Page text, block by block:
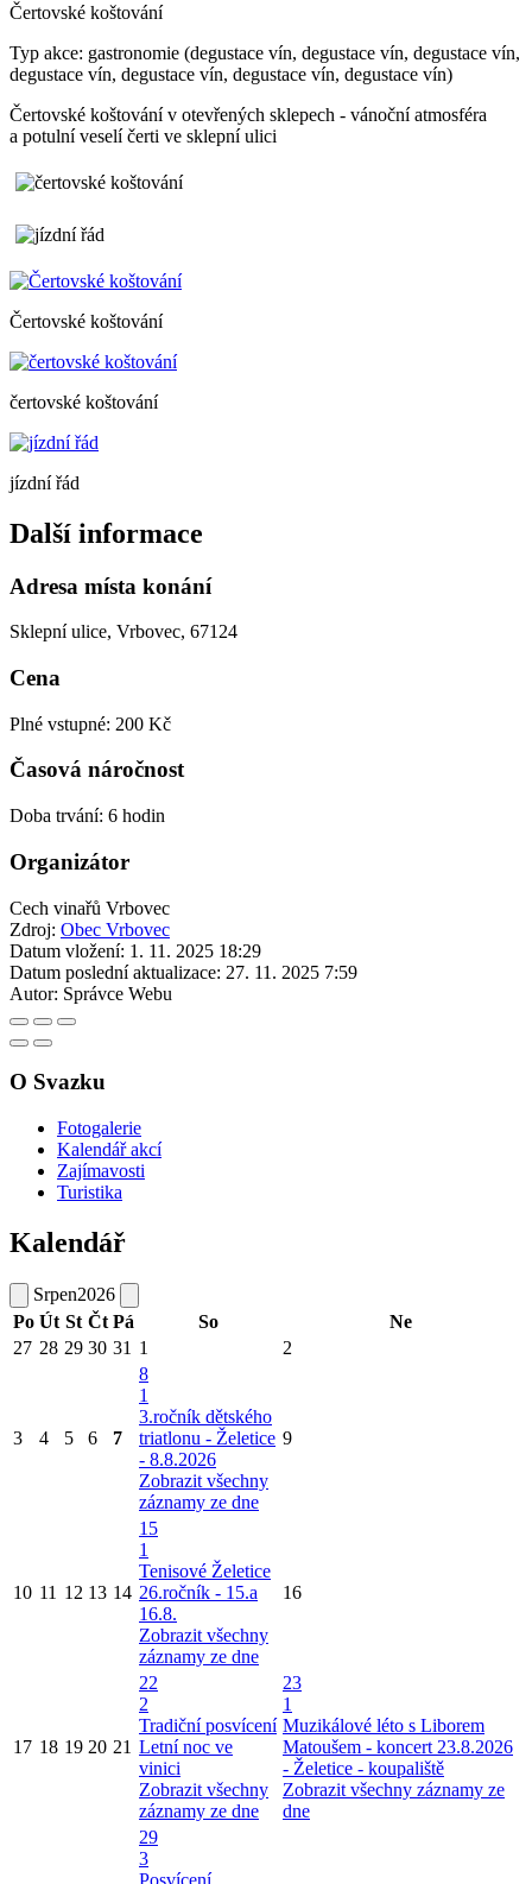
Čertovské koštování
Typ akce: gastronomie (degustace vín, degustace vín, degustace vín,
degustace vín, degustace vín, degustace vín, degustace vín)
Čertovské koštování v otevřených sklepech - vánoční atmosféra
a potulní veselí čerti ve sklepní ulici
Čertovské koštování
čertovské koštování
jízdní řád
Další informace
Adresa místa konání
Sklepní ulice, Vrbovec, 67124
Cena
Plné vstupné: 200 Kč
Časová náročnost
Doba trvání: 6 hodin
Organizátor
Cech vinařů Vrbovec
Zdroj: Obec Vrbovec
Datum vložení: 1. 11. 2025 18:29
Datum poslední aktualizace: 27. 11. 2025 7:59
Autor: Správce Webu
O Svazku
Fotogalerie
Kalendář akcí
Zajímavosti
Turistika
Kalendář
Srpen2026
Po Út St Čt Pá So
Ne
27 28 29 30 31 1 2
3 4 5 6 7
8
1
3.ročník dětského
triatlonu - Želetice
- 8.8.2026
Zobrazit všechny
záznamy ze dne
9
10 11 12 13 14
15
1
Tenisové Želetice
26.ročník - 15.a
16.8.
Zobrazit všechny
záznamy ze dne
16
17 18 19 20 21
22
2
Tradiční posvícení
Letní noc ve
vinici
Zobrazit všechny
záznamy ze dne
23
1
Muzikálové léto s Liborem
Matoušem - koncert 23.8.2026
- Želetice - koupaliště
Zobrazit všechny záznamy ze
dne
29
3
Posvícení